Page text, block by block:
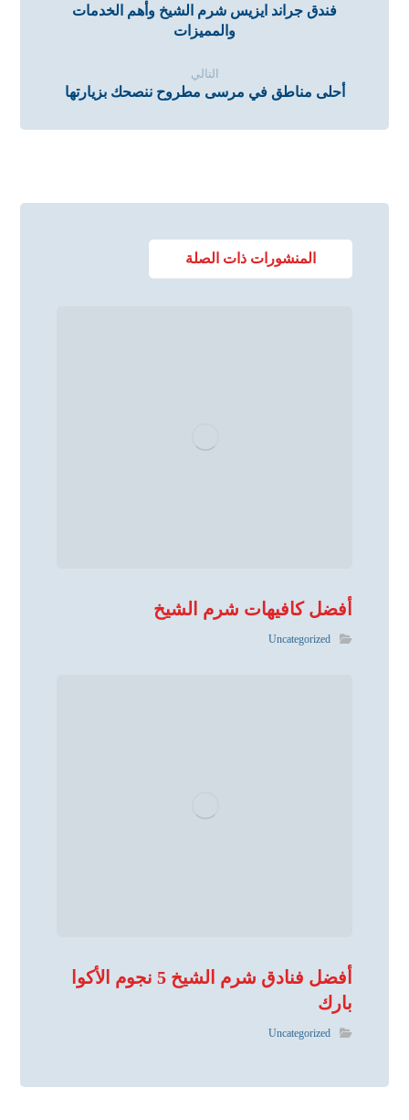
فندق جراند ايزيس شرم الشيخ وأهم الخدمات
والمميزات
التالي
أحلى مناطق في مرسى مطروح ننصحك بزيارتها
المنشورات ذات الصلة
أفضل كافيهات شرم الشيخ
Uncategorized
أفضل فنادق شرم الشيخ 5 نجوم الأكوا
بارك
Uncategorized